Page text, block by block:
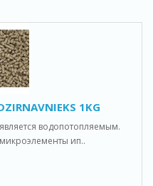
1KG
водопотопляемым.
ип..